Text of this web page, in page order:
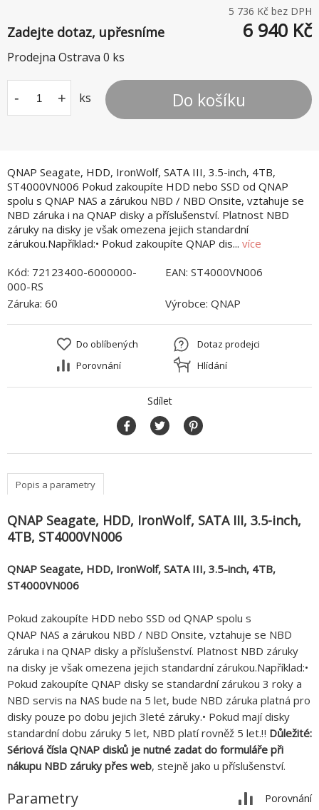
QNAP Seagate, HDD, IronWolf, SATA III, 3.5-inch, 4TB,
ST4000VN006 Pokud zakoupíte HDD nebo SSD od QNAP
spolu s QNAP NAS a zárukou NBD / NBD Onsite, vztahuje se
NBD záruka i na QNAP disky a příslušenství. Platnost NBD
záruky na disky je však omezena jejich standardní
zárukou.Například:• Pokud zakoupíte QNAP dis... více
5 736 Kč bez DPH
Zadejte dotaz, upřesníme 6 940 Kč
Prodejna Ostrava 0 ks
- + ks Do košíku
Kód: 72123400-6000000-
000-RS
EAN: ST4000VN006
Záruka: 60 Výrobce: QNAP
Do oblíbených
Porovnání
Dotaz prodejci
Hlídání
Sdílet
Popis a parametry
QNAP Seagate, HDD, IronWolf, SATA III, 3.5-inch,
4TB, ST4000VN006
QNAP Seagate, HDD, IronWolf, SATA III, 3.5-inch, 4TB,
ST4000VN006
Pokud zakoupíte HDD nebo SSD od QNAP spolu s
QNAP NAS a zárukou NBD / NBD Onsite, vztahuje se NBD
záruka i na QNAP disky a příslušenství. Platnost NBD záruky
na disky je však omezena jejich standardní zárukou.Například:•
Pokud zakoupíte QNAP disky se standardní zárukou 3 roky a
NBD servis na NAS bude na 5 let, bude NBD záruka platná pro
disky pouze po dobu jejich 3leté záruky.• Pokud mají disky
standardní dobu záruky 5 let, NBD platí rovněž 5 let.‼ Důležité:
Sériová čísla QNAP disků je nutné zadat do formuláře při
nákupu NBD záruky přes web, stejně jako u příslušenství.
Parametry Porovnání